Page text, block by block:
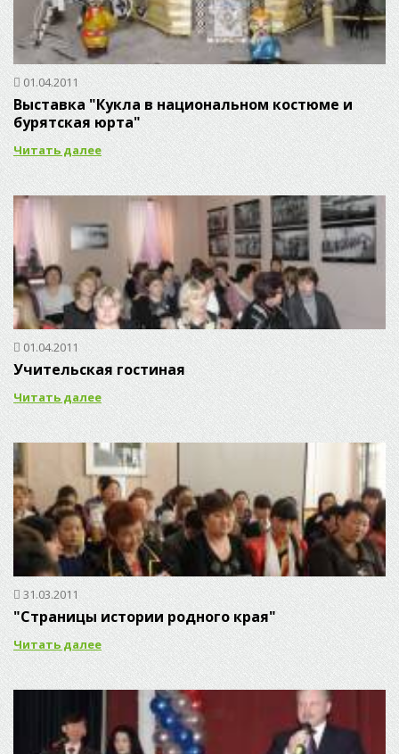
01.04.2011
Выставка "Кукла в национальном костюме и
бурятская юрта"
Читать далее
01.04.2011
Учительская гостиная
Читать далее
31.03.2011
"Страницы истории родного края"
Читать далее